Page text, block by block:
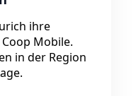
ihre
Mobile.
in der Region